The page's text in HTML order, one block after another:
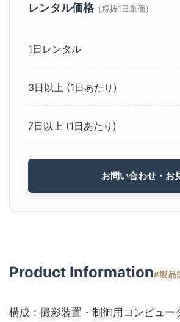
レンタル価格（税抜1日単価）
1日レンタル
3日以上 (1日あたり)
7日以上 (1日あたり)
お問い合わせ・お
Product Information#製品
構成：撮影装置・制御用コンピュー